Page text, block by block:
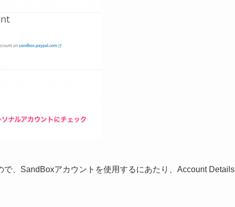
、SandBoxアカウントを使用するにあたり、Account Details